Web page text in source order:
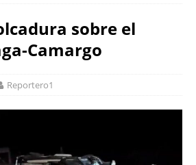
sobre el
Camargo
Reportero1